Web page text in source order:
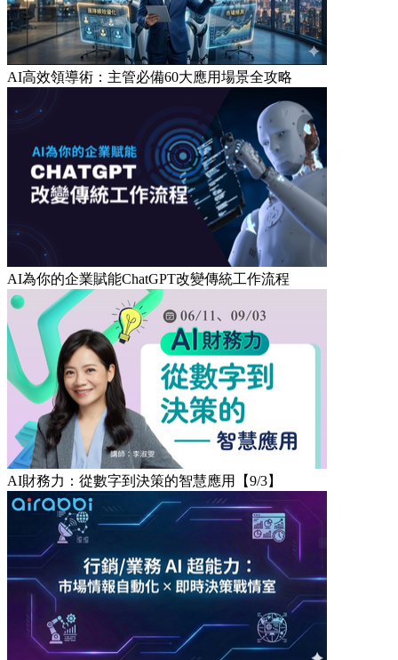
AI高效領導術：主管必備60大應用場景全攻略
AI為你的企業賦能ChatGPT改變傳統工作流程
AI財務力：從數字到決策的智慧應用【9/3】